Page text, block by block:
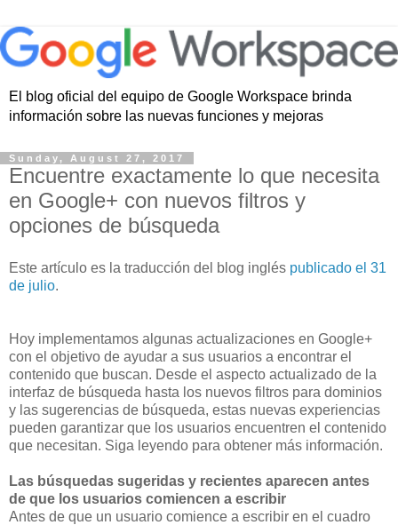
El blog oficial del equipo de Google Workspace brinda
información sobre las nuevas funciones y mejoras
Sunday, August 27, 2017
Encuentre exactamente lo que necesita
en Google+ con nuevos filtros y
opciones de búsqueda
Este artículo es la traducción del blog inglés publicado el 31
de julio.
Hoy implementamos algunas actualizaciones en Google+
con el objetivo de ayudar a sus usuarios a encontrar el
contenido que buscan. Desde el aspecto actualizado de la
interfaz de búsqueda hasta los nuevos filtros para dominios
y las sugerencias de búsqueda, estas nuevas experiencias
pueden garantizar que los usuarios encuentren el contenido
que necesitan. Siga leyendo para obtener más información.
Las búsquedas sugeridas y recientes aparecen antes
de que los usuarios comiencen a escribir
Antes de que un usuario comience a escribir en el cuadro